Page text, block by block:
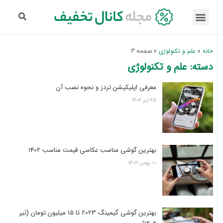
خانه » علم و تکنولوژی » صفحه 3
دسته: علم و تکنولوژی
معرفی اپلیکیشن تردز و نحوه نصب آن
۲۵ تیر ۱۴۰۲
بهترین گوشی مناسب عکاسی قیمت مناسب 1402
۱۰ بهمن ۱۴۰۲
بهترین گوشی گیمینگ 2023 تا 15 میلیون تومان (تیر